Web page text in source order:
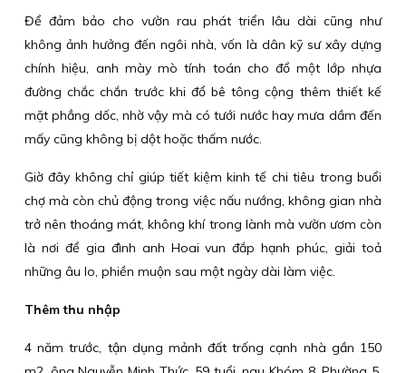
Để đảm bảo cho vườn rau phát triển lâu dài cũng như
không ảnh hưởng đến ngôi nhà, vốn là dân kỹ sư xây dựng
chính hiệu, anh mày mò tính toán cho đổ một lớp nhựa
đường chắc chắn trước khi đổ bê tông cộng thêm thiết kế
mặt phẳng dốc, nhờ vậy mà có tưới nước hay mưa dầm đến
mấy cũng không bị dột hoặc thấm nước.
Giờ đây không chỉ giúp tiết kiệm kinh tế chi tiêu trong buổi
chợ mà còn chủ động trong việc nấu nướng, không gian nhà
trở nên thoáng mát, không khí trong lành mà vườn ươm còn
là nơi để gia đình anh Hoai vun đắp hạnh phúc, giải toả
những âu lo, phiền muộn sau một ngày dài làm việc.
Thêm thu nhập
4 năm trước, tận dụng mảnh đất trống cạnh nhà gần 150